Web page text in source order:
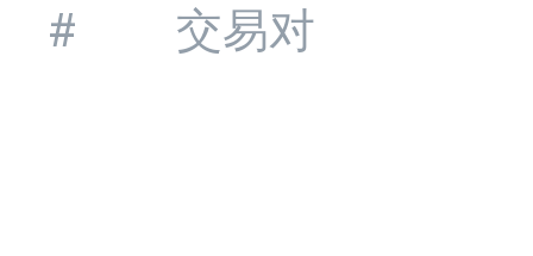
# 交易对